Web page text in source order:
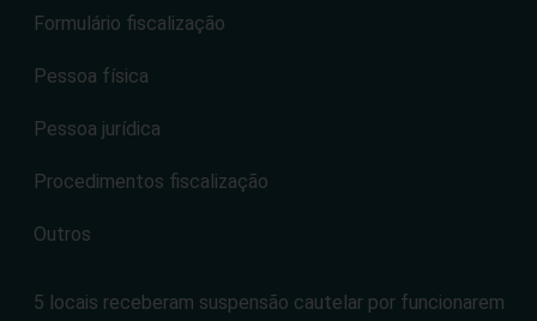
Formulário fiscalização
Pessoa física
Pessoa jurídica
Procedimentos fiscalização
Outros
5 locais receberam suspensão cautelar por funcionarem